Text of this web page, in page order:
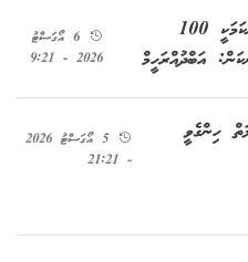
މިއަދު އޮތް އެންމެ ބޮޑު ޔަގީންކަމަކީ 100
އަބްދުއްރަހީމް
6 އޯގަސްޓު
2026 - 9:21
ހިންގެވީ
5 އޯގަސްޓު 2026
- 21:21